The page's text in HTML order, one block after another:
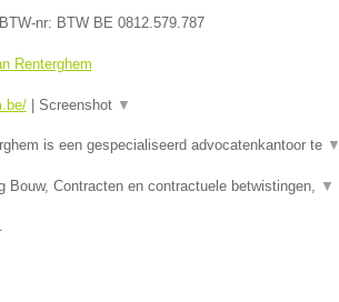
nr: BTW BE 0812.579.787
Renterghem
| Screenshot ▼
is een gespecialiseerd advocatenkantoor te ▼
Bouw, Contracten en contractuele betwistingen, ▼